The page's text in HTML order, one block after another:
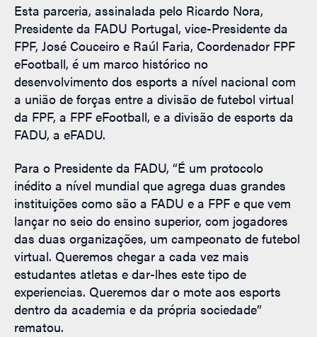
Esta parceria, assinalada pelo Ricardo Nora,
Presidente da FADU Portugal, vice-Presidente da
FPF, José Couceiro e Raúl Faria, Coordenador FPF
eFootball, é um marco histórico no
desenvolvimento dos esports a nível nacional com
a união de forças entre a divisão de futebol virtual
da FPF, a FPF eFootball, e a divisão de esports da
FADU, a eFADU.
Para o Presidente da FADU, “É um protocolo
inédito a nível mundial que agrega duas grandes
instituições como são a FADU e a FPF e que vem
lançar no seio do ensino superior, com jogadores
das duas organizações, um campeonato de futebol
virtual. Queremos chegar a cada vez mais
estudantes atletas e dar-lhes este tipo de
experiencias. Queremos dar o mote aos esports
dentro da academia e da própria sociedade”
rematou.